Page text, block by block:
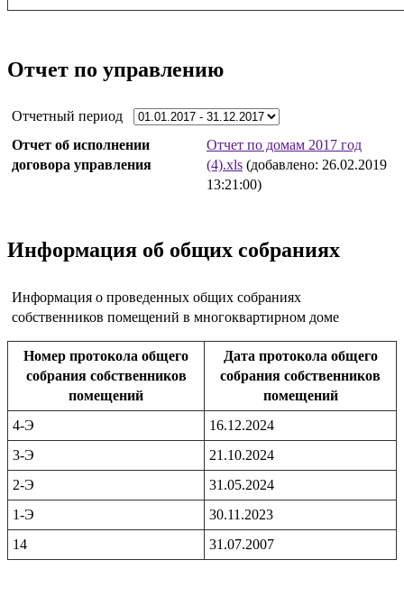
Отчет по управлению
Отчетный период
Отчет об исполнении
договора управления
Отчет по домам 2017 год
(4).xls (добавлено: 26.02.2019
13:21:00)
Информация об общих собраниях
Информация о проведенных общих собраниях
собственников помещений в многоквартирном доме
Номер протокола общего
собрания собственников
помещений
Дата протокола общего
собрания собственников
помещений
4-Э
16.12.2024
3-Э
21.10.2024
2-Э
31.05.2024
1-Э
30.11.2023
14
31.07.2007